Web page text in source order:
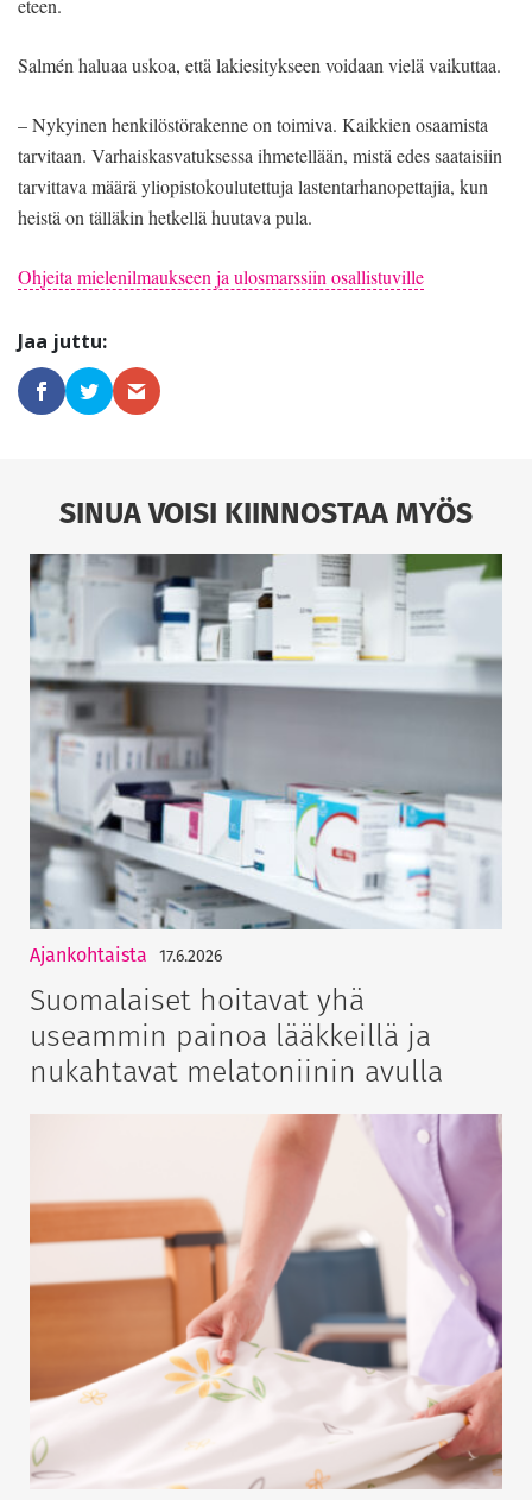
eteen.
Salmén haluaa uskoa, että lakiesitykseen voidaan vielä vaikuttaa.
– Nykyinen henkilöstörakenne on toimiva. Kaikkien osaamista
tarvitaan. Varhaiskasvatuksessa ihmetellään, mistä edes saataisiin
tarvittava määrä yliopistokoulutettuja lastentarhanopettajia, kun
heistä on tälläkin hetkellä huutava pula.
Ohjeita mielenilmaukseen ja ulosmarssiin osallistuville
SINUA VOISI KIINNOSTAA MYÖS
Ajankohtaista 17.6.2026
Suomalaiset hoitavat yhä
useammin painoa lääkkeillä ja
nukahtavat melatoniinin avulla